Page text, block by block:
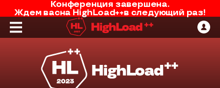
Конференция завершена.
Ждем васна HighLoad++в следующий раз!